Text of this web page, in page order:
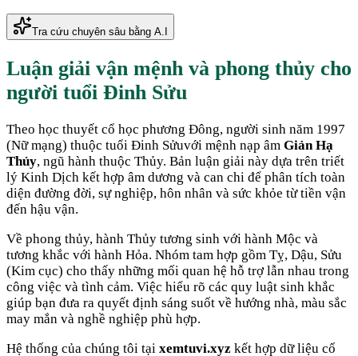
Tra cứu chuyên sâu bằng A.I
Luận giải vận mệnh và phong thủy cho
người tuổi Đinh Sửu
Theo học thuyết cổ học phương Đông, người sinh năm 1997
(Nữ mạng) thuộc tuổi Đinh Sửuvới mệnh nạp âm Giản Hạ
Thủy, ngũ hành thuộc Thủy. Bản luận giải này dựa trên triết
lý Kinh Dịch kết hợp âm dương và can chi để phân tích toàn
diện đường đời, sự nghiệp, hôn nhân và sức khỏe từ tiền vận
đến hậu vận.
Về phong thủy, hành Thủy tương sinh với hành Mộc và
tương khắc với hành Hỏa. Nhóm tam hợp gồm Tỵ, Dậu, Sửu
(Kim cục) cho thấy những mối quan hệ hỗ trợ lẫn nhau trong
công việc và tình cảm. Việc hiểu rõ các quy luật sinh khắc
giúp bạn đưa ra quyết định sáng suốt về hướng nhà, màu sắc
may mắn và nghề nghiệp phù hợp.
Hệ thống của chúng tôi tại xemtuvi.xyz kết hợp dữ liệu cổ